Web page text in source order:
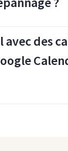
des